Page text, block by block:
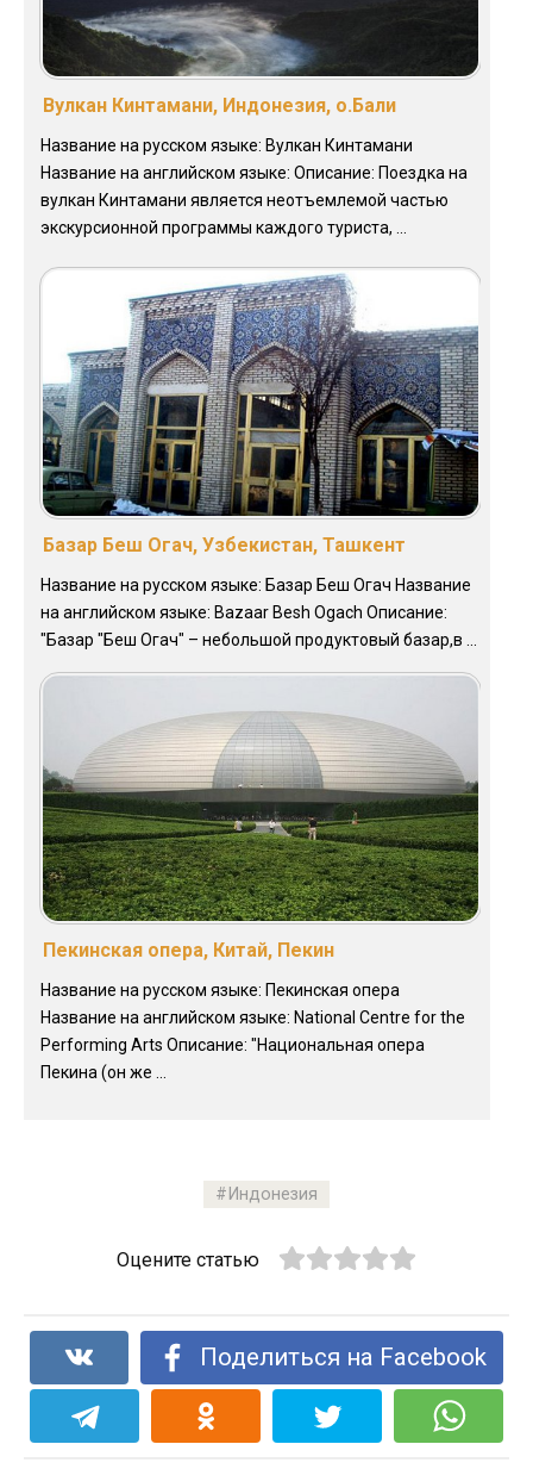
Вулкан Кинтамани, Индонезия, о.Бали
Название на русском языке: Вулкан Кинтамани
Название на английском языке: Описание: Поездка на
вулкан Кинтамани является неотъемлемой частью
экскурсионной программы каждого туриста, ...
Базар Беш Огач, Узбекистан, Ташкент
Название на русском языке: Базар Беш Огач Название
на английском языке: Bazaar Besh Ogach Описание:
"Базар "Беш Огач" – небольшой продуктовый базар,в ...
Пекинская опера, Китай, Пекин
Название на русском языке: Пекинская опера
Название на английском языке: National Centre for the
Performing Arts Описание: "Национальная опера
Пекина (он же ...
Индонезия
Оцените статью
Поделиться на Facebook